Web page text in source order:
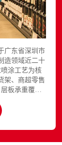
广东省深圳市
造领域近二十
涂工艺为核
架、商超零售
板承重覆盖
域市场，已
平台官网提